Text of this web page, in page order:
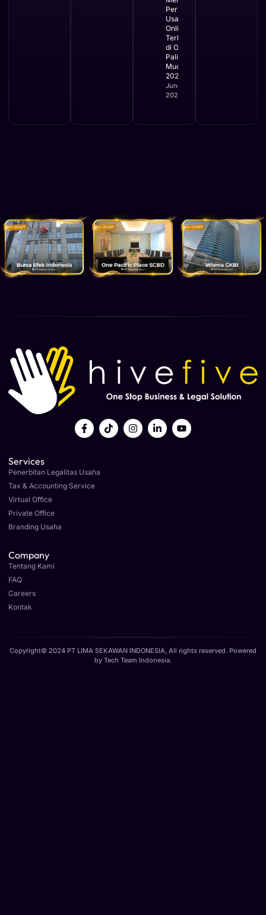
Perizinan
Usaha
Online
Terbaru
di OSS
Paling
Mudah
2026
June 2,
2026
Services
Penerbitan Legalitas Usaha
Tax & Accounting Service
Virtual Office
Private Office
Branding Usaha
Company
Tentang Kami
FAQ
Careers
Kontak
Copyright© 2024 PT LIMA SEKAWAN INDONESIA, All rights reserved. Powered
by Tech Team Indonesia.